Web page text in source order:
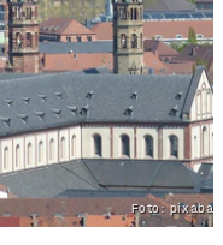
Foto: